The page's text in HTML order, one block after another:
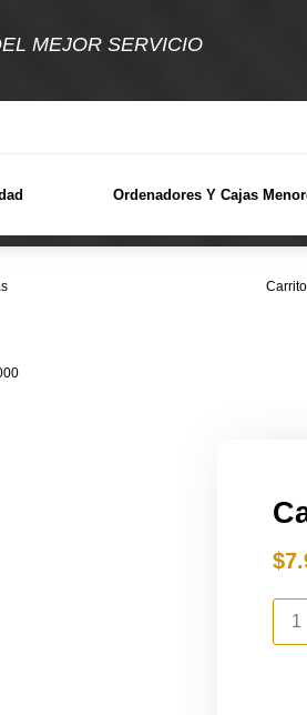
MEJOR SERVICIO
Ordenadores Y Cajas
Carrito
$